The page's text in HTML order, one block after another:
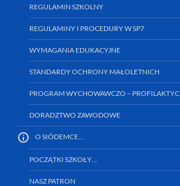
REGULAMIN SZKOLNY
REGULAMINY I PROCEDURY W SP7
WYMAGANIA EDUKACYJNE
STANDARDY OCHRONY MAŁOLETNICH
PROGRAM WYCHOWAWCZO –
DORADZTWO ZAWODOWE
O SIÓDEMCE…
POCZĄTKI SZKOŁY…
NASZ PATRON